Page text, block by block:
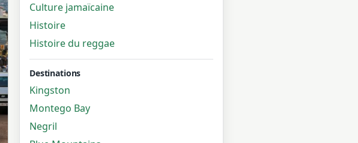
Culture jamaïcaine
Histoire
Histoire du reggae
Destinations
Kingston
Montego Bay
Negril